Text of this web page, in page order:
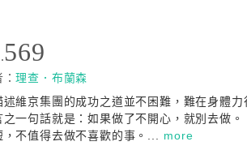
569
：理查．布蘭森
述維京集團的成功之道並不困難，難在身體力
之一句話就是：如果做了不開心，就別去做。
，不值得去做不喜歡的事。... more